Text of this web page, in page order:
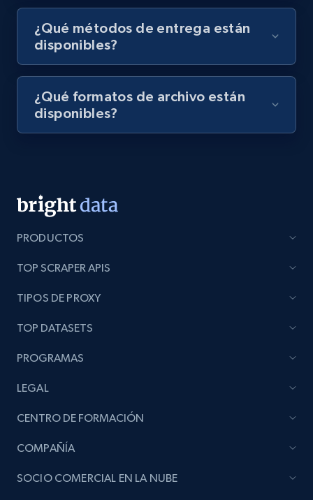
price, Currency, Stock, and more.
991+ 165+
Lazada - Products - Discover products by
seller URL
991+ 165+
Lazada - Products - Discover products by
brand URL
price, Currency, Stock, and more.
Model number, Gtin ean pn, Product name, and
¿Qué métodos de entrega están
disponibles?
¿Qué formatos de archivo están
disponibles?
PRODUCTOS
TOP SCRAPER APIS
TIPOS DE PROXY
TOP DATASETS
PROGRAMAS
LEGAL
CENTRO DE FORMACIÓN
COMPAÑÍA
SOCIO COMERCIAL EN LA NUBE